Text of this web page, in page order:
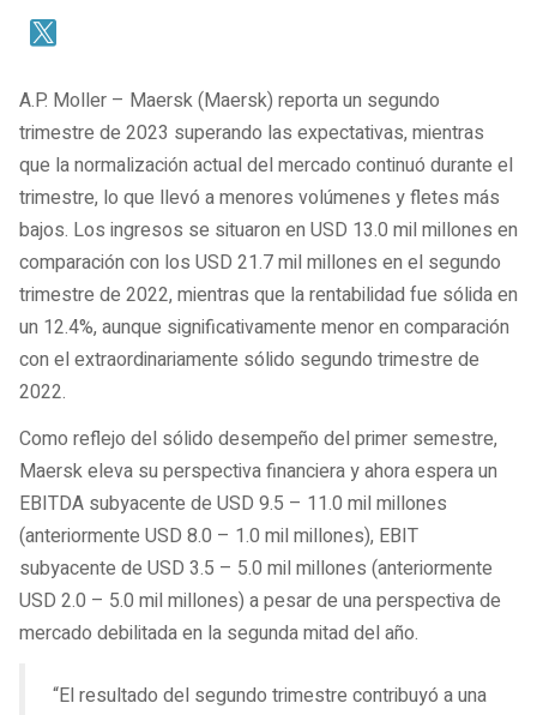
A.P. Moller – Maersk (Maersk) reporta un segundo
trimestre de 2023 superando las expectativas, mientras
que la normalización actual del mercado continuó durante el
trimestre, lo que llevó a menores volúmenes y fletes más
bajos. Los ingresos se situaron en USD 13.0 mil millones en
comparación con los USD 21.7 mil millones en el segundo
trimestre de 2022, mientras que la rentabilidad fue sólida en
un 12.4%, aunque significativamente menor en comparación
con el extraordinariamente sólido segundo trimestre de
2022.
Como reflejo del sólido desempeño del primer semestre,
Maersk eleva su perspectiva financiera y ahora espera un
EBITDA subyacente de USD 9.5 – 11.0 mil millones
(anteriormente USD 8.0 – 1.0 mil millones), EBIT
subyacente de USD 3.5 – 5.0 mil millones (anteriormente
USD 2.0 – 5.0 mil millones) a pesar de una perspectiva de
mercado debilitada en la segunda mitad del año.
“El resultado del segundo trimestre contribuyó a una